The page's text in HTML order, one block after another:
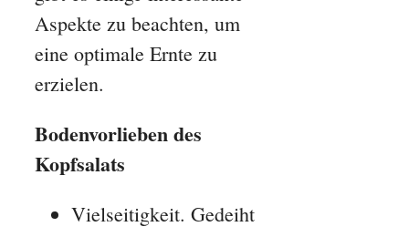
Aspekte zu beachten, um
eine optimale Ernte zu
erzielen.
Bodenvorlieben des
Kopfsalats
Vielseitigkeit. Gedeiht